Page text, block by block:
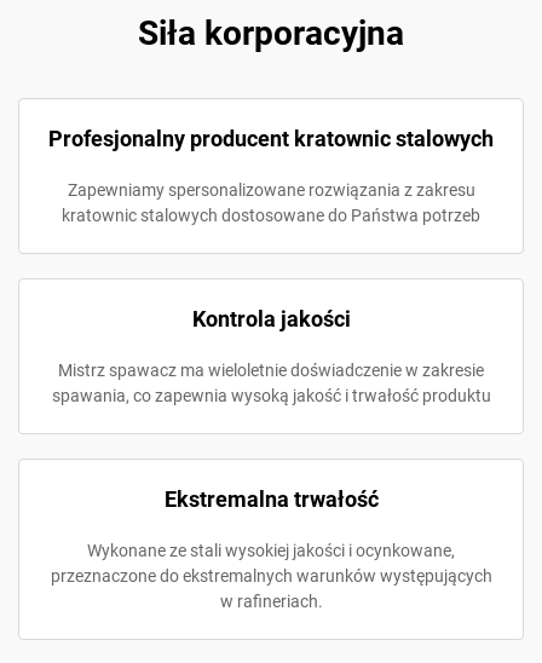
Siła korporacyjna
Profesjonalny producent kratownic stalowych
Zapewniamy spersonalizowane rozwiązania z zakresu
kratownic stalowych dostosowane do Państwa potrzeb
Kontrola jakości
Mistrz spawacz ma wieloletnie doświadczenie w zakresie
spawania, co zapewnia wysoką jakość i trwałość produktu
Ekstremalna trwałość
Wykonane ze stali wysokiej jakości i ocynkowane,
przeznaczone do ekstremalnych warunków występujących
w rafineriach.